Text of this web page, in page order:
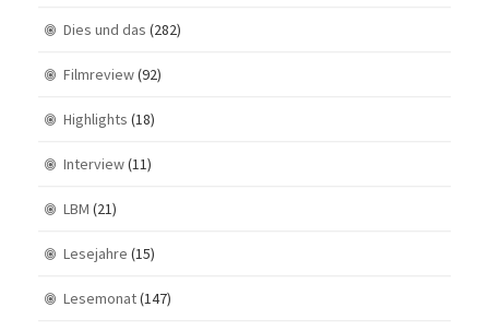
Dies und das (282)
Filmreview(92)
Highlights (18)
Interview(11)
LBM (21)
Lesejahre (15)
Lesemonat(147)